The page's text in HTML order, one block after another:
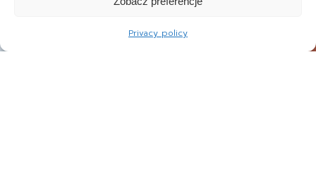
Privacy policy